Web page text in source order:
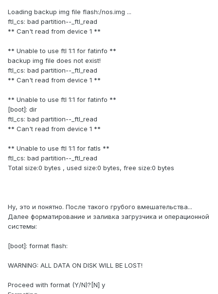
Loading backup img file flash:/nos.img ...
ftl_cs: bad partition--_ftl_read
** Can't read from device 1 **
** Unable to use ftl 1:1 for fatinfo **
backup img file does not exist!
ftl_cs: bad partition--_ftl_read
** Can't read from device 1 **
** Unable to use ftl 1:1 for fatinfo **
[boot]: dir
ftl_cs: bad partition--_ftl_read
** Can't read from device 1 **
** Unable to use ftl 1:1 for fatls **
ftl_cs: bad partition--_ftl_read
Total size:0 bytes , used size:0 bytes, free size:0 bytes
Ну, это и понятно. После такого грубого вмешательства...
Далее форматирование и заливка загрузчика и операционной
системы:
[boot]: format flash:
WARNING: ALL DATA ON DISK WILL BE LOST!
Proceed with format (Y/N)?[N] y